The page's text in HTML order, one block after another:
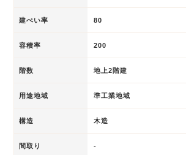
建ぺい率 80
容積率 200
階数 地上2階建
用途地域 準工業地域
構造 木造
間取り -